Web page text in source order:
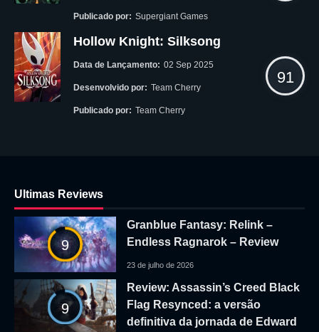
Publicado por: Supergiant Games
Hollow Knight: Silksong
Data de Lançamento: 02 Sep 2025
Desenvolvido por: Team Cherry
Publicado por: Team Cherry
91
Ultimas Reviews
9
Granblue Fantasy: Relink –
Endless Ragnarok – Review
23 de julho de 2026
9
Review: Assassin’s Creed Black
Flag Resynced: a versão
definitiva da jornada de Edward